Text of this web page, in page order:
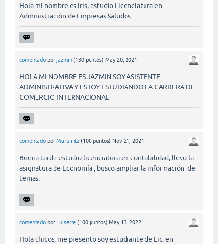
Hola mi nombre es Iris, estudio Licenciatura en
Administración de Empresas Saludos.
comentado por jazmin (130 puntos) May 20, 2021
HOLA MI NOMBRE ES JAZMIN SOY ASISTENTE
ADMINISTRATIVA Y ESTOY ESTUDIANDO LA CARRERA DE
COMERCIO INTERNACIONAL
comentado por Maru mtz (100 puntos) Nov 21, 2021
Buena tarde estudio licenciatura en contabilidad, llevo la
asignatura de Economía , busco ampliar la información de
temas.
comentado por Luiserre (100 puntos) May 13, 2022
Hola chicos, me presento soy estudiante de Lic. en